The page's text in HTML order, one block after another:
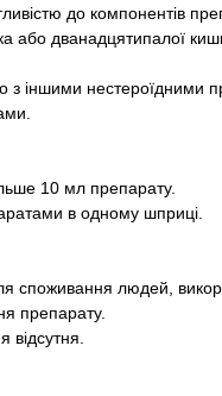
до компонентів
або дванадцятипалої
з іншими нестероїдними
10 мл препарату.
в одному шприцi.
споживання людей,
препарату.
відсутня.